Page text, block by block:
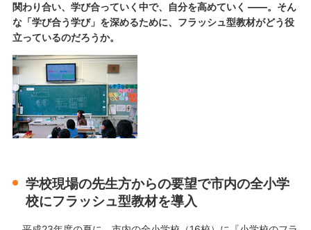
関わり合い、学び合っていく中で、自分を高めていく ――。そん
な「学び合う学び」を深めるために、フラッシュ型教材がどう役
立っているのだろうか。
学校現場の先生方からの要望で市内の全小学
校にフラッシュ型教材を導入